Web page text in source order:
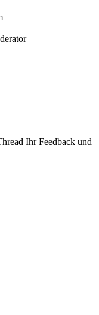
Ihr Feedback und